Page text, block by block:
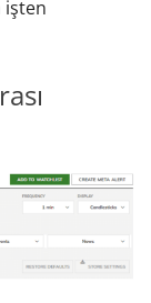
işten